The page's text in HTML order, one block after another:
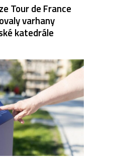
Tour de France
varhany
katedrále